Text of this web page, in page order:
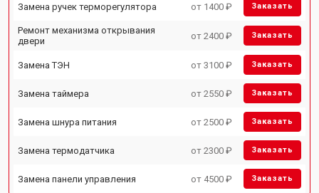
Замена ручек терморегулятора от 1400 ₽ Заказать
Ремонт механизма открывания
двери
от 2400 ₽ Заказать
Замена ТЭН от 3100 ₽ Заказать
Замена таймера от 2550 ₽ Заказать
Замена шнура питания от 2500 ₽ Заказать
Замена термодатчика от 2300 ₽ Заказать
Замена панели управления от 4500 ₽ Заказать